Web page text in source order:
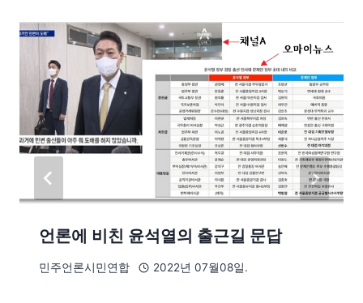
언론에 비친 윤석열의 출근길 문답
민주언론시민연합 2022년 07월08일.